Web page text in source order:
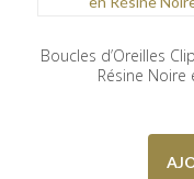
Boucles d’Oreilles
Résine Noire